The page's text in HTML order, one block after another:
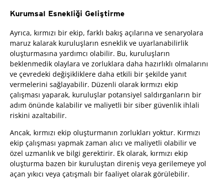
Kurumsal Esnekliği Geliştirme
Ayrıca, kırmızı bir ekip, farklı bakış açılarına ve senaryolara
maruz kalarak kuruluşların esneklik ve uyarlanabilirlik
oluşturmasına yardımcı olabilir. Bu, kuruluşların
beklenmedik olaylara ve zorluklara daha hazırlıklı olmalarını
ve çevredeki değişikliklere daha etkili bir şekilde yanıt
vermelerini sağlayabilir. Düzenli olarak kırmızı ekip
çalışması yaparak, kuruluşlar potansiyel saldırganların bir
adım önünde kalabilir ve maliyetli bir siber güvenlik ihlali
riskini azaltabilir.
Ancak, kırmızı ekip oluşturmanın zorlukları yoktur. Kırmızı
ekip çalışması yapmak zaman alıcı ve maliyetli olabilir ve
özel uzmanlık ve bilgi gerektirir. Ek olarak, kırmızı ekip
oluşturma bazen bir kuruluştan direniş veya gerilemeye yol
açan yıkıcı veya çatışmalı bir faaliyet olarak görülebilir.